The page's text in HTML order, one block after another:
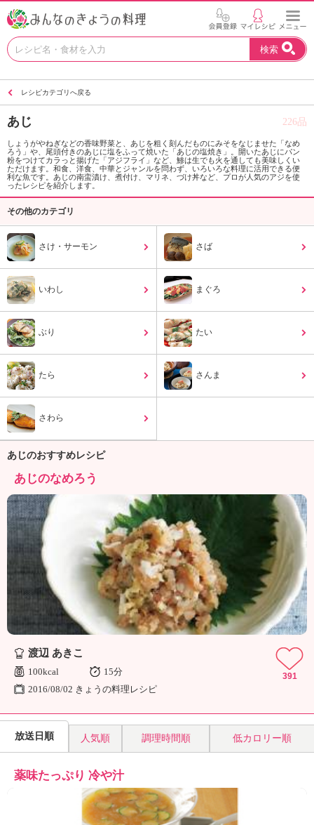
お
い
を
見
つ
け
よ
。
K
エ
ケ
ョ
「
き
ょ
う
の
料
理
」
検索
レシピカテゴリへ戻る
あじ 226品
しょうがやねぎなどの香味野菜と、あじを粗く刻んだものにみそをなじませた「なめ
ろう」や、尾頭付きのあじに塩をふって焼いた「あじの塩焼き」。開いたあじにパン
粉をつけてカラっと揚げた「アジフライ」など、鯵は生でも火を通しても美味しくい
ただけます。和食、洋食、中華とジャンルを問わず、いろいろな料理に活用できる便
利な魚です。あじの南蛮漬け、煮付け、マリネ、づけ丼など、プロが人気のアジを使
ったレシピを紹介します。
その他のカテゴリ
さけ・サーモン さば
いわし まぐろ
ぶり たい
たら さんま
さわら
あじのおすすめレシピ
あじのなめろう
渡辺 あきこ
100kcal
15分
2016/08/02 きょうの料理レシピ
391
放送日順 人気順 調理時間順 低カロリー順
薬味たっぷり 冷や汁